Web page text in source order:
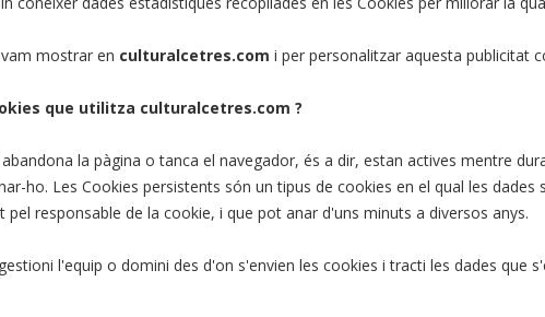
mostrar en culturalcetres.com i per personalitzar aquesta publicitat
que utilitza culturalcetres.com ?
la pàgina o tanca el navegador, és a dir, estan actives mentre
ho. Les Cookies persistents són un tipus de cookies en el qual les
responsable de la cookie, i que pot anar d'uns minuts a diversos anys.
l'equip o domini des d'on s'envien les cookies i tracti les dades que